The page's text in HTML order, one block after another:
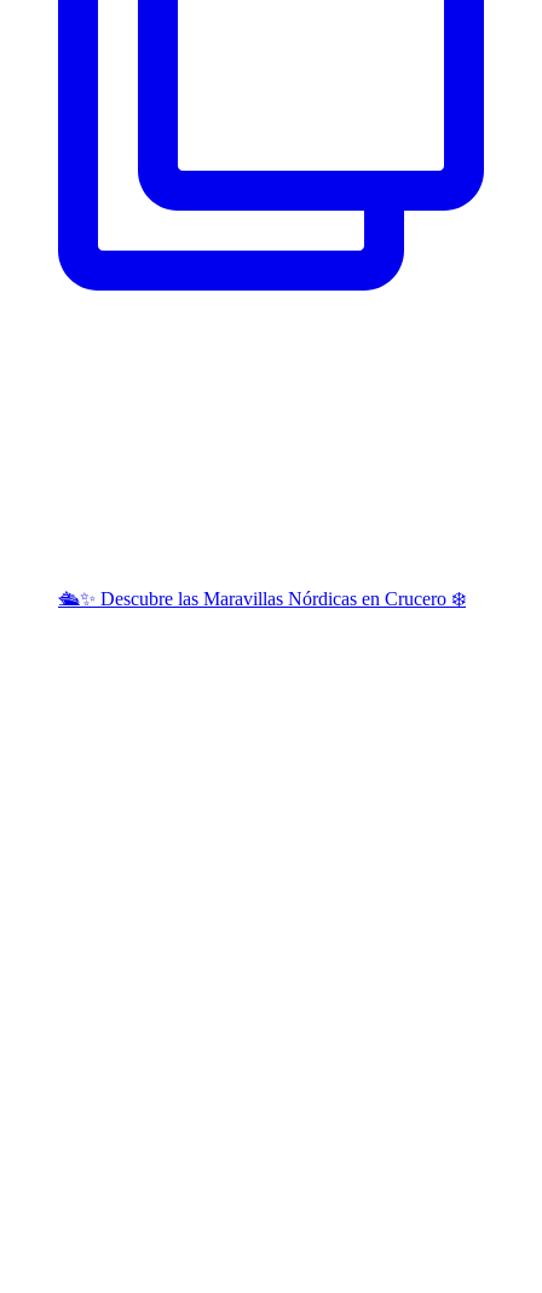
🛳️✨ Descubre las Maravillas Nórdicas en Crucero ❄️